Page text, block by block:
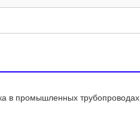
в промышленных трубопроводах